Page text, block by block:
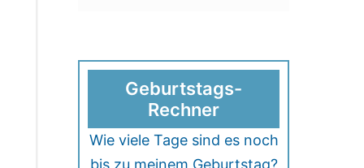
Geburtstags-
Rechner
Wie viele Tage sind es noch
bis zu meinem Geburtstag?